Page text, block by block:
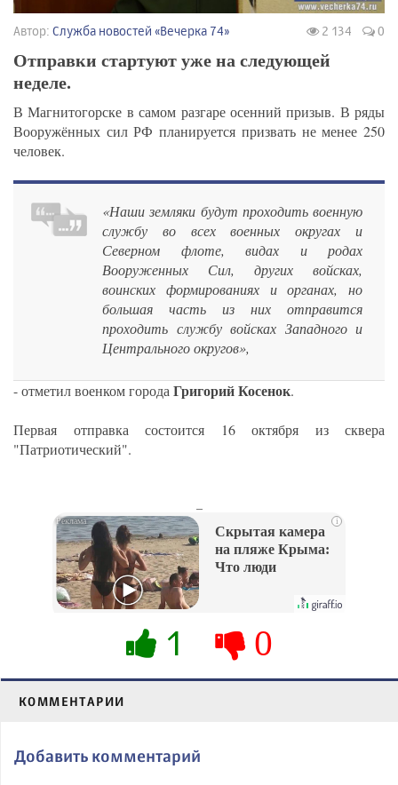
Автор: Служба новостей «Вечерка 74» 2 134 0
Отправки стартуют уже на следующей
неделе.
В Магнитогорске в самом разгаре осенний призыв. В ряды
Вооружённых сил РФ планируется призвать не менее 250
человек.
«Наши земляки будут проходить военную
службу во всех военных округах и
Северном флоте, видах и родах
Вооруженных Сил, других войсках,
воинских формированиях и органах, но
большая часть из них отправится
проходить службу войсках Западного и
Центрального округов»,
- отметил военком города Григорий Косенок.
Первая отправка состоится 16 октября из сквера
"Патриотический".
i
Скрытая камера
на пляже Крыма:
Что люди
их не видят...
1 0
КОММЕНТАРИИ
Добавить комментарий